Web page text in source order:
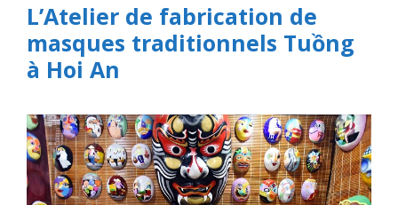
L’Atelier de fabrication de
masques traditionnels Tuồng
à Hoi An